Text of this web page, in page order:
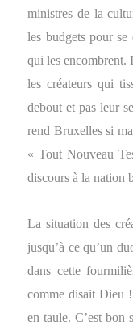
ministres de la
les budgets pour se
qui les encombrent.
les créateurs qui
debout et pas leur
rend Bruxelles si
« Tout Nouveau
discours à la nation
La situation des
jusqu’à ce qu’un
dans cette
comme disait Dieu
en taule. C’est bon